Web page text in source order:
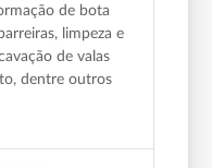
de bota
limpeza e
de valas
dentre outros